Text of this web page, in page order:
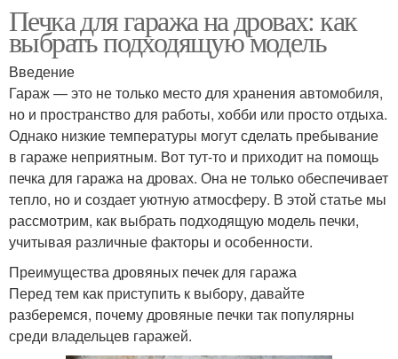
Печка для гаража на дровах: как
выбрать подходящую модель
Введение
Гараж — это не только место для хранения автомобиля,
но и пространство для работы, хобби или просто отдыха.
Однако низкие температуры могут сделать пребывание
в гараже неприятным. Вот тут-то и приходит на помощь
печка для гаража на дровах. Она не только обеспечивает
тепло, но и создает уютную атмосферу. В этой статье мы
рассмотрим, как выбрать подходящую модель печки,
учитывая различные факторы и особенности.
Преимущества дровяных печек для гаража
Перед тем как приступить к выбору, давайте
разберемся, почему дровяные печки так популярны
среди владельцев гаражей.